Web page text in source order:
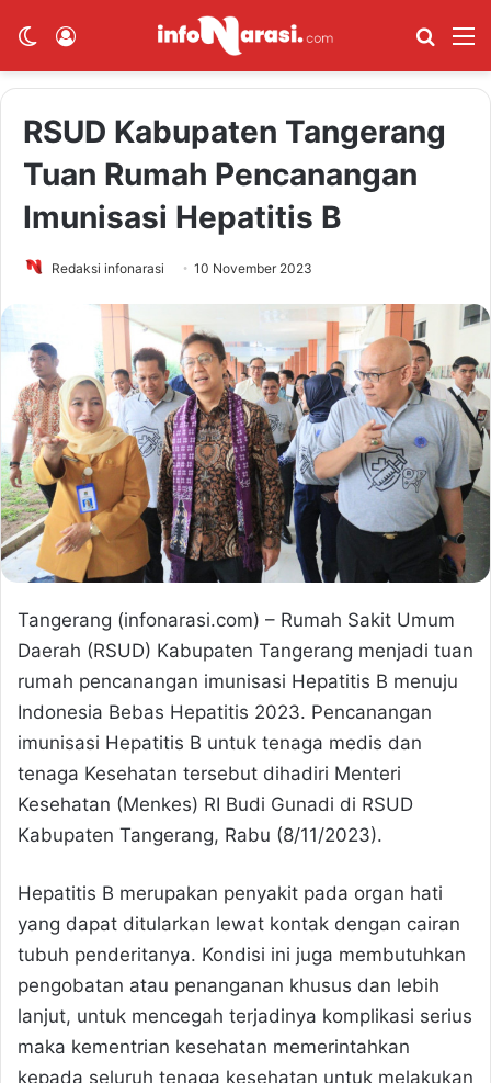
Switch skin Cari
RSUD Kabupaten Tangerang
Tuan Rumah Pencanangan
Imunisasi Hepatitis B
Redaksi infonarasi 10 November 2023
Tangerang (infonarasi.com) – Rumah Sakit Umum
Daerah (RSUD) Kabupaten Tangerang menjadi tuan
rumah pencanangan imunisasi Hepatitis B menuju
Indonesia Bebas Hepatitis 2023. Pencanangan
imunisasi Hepatitis B untuk tenaga medis dan
tenaga Kesehatan tersebut dihadiri Menteri
Kesehatan (Menkes) RI Budi Gunadi di RSUD
Kabupaten Tangerang, Rabu (8/11/2023).
Hepatitis B merupakan penyakit pada organ hati
yang dapat ditularkan lewat kontak dengan cairan
tubuh penderitanya. Kondisi ini juga membutuhkan
pengobatan atau penanganan khusus dan lebih
lanjut, untuk mencegah terjadinya komplikasi serius
maka kementrian kesehatan memerintahkan
kepada seluruh tenaga kesehatan untuk melakukan